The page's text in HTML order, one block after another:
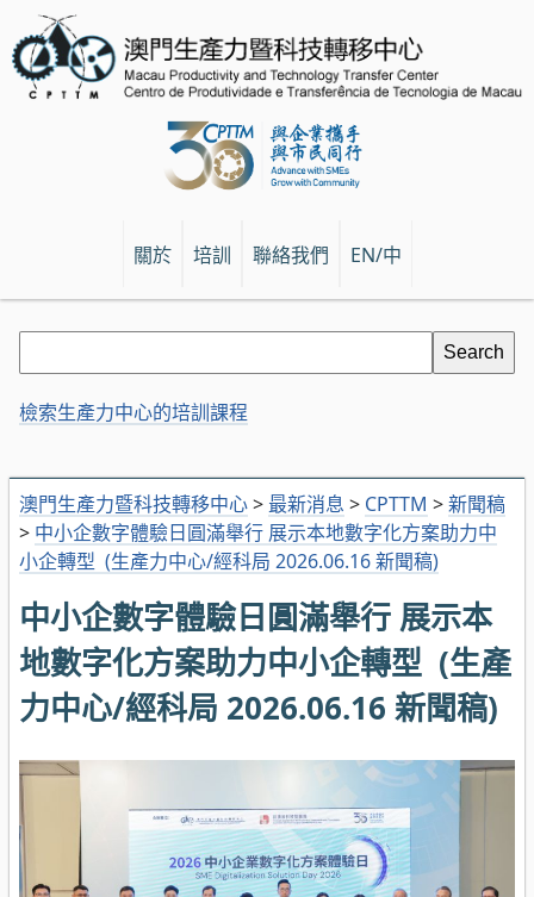
關於 培訓 聯絡我們 EN/中
澳門生產力暨科技轉移中心> 最新消息 > CPTTM >新聞稿
> 中小企數字體驗日圓滿舉行 展示本地數字化方案助力中
小企轉型 (生產力中心/經科局 2026.06.16 新聞稿)
中小企數字體驗日圓滿舉行 展示本
地數字化方案助力中小企轉型 (生產
力中心/經科局 2026.06.16 新聞稿)
檢索生產力中心的培訓課程